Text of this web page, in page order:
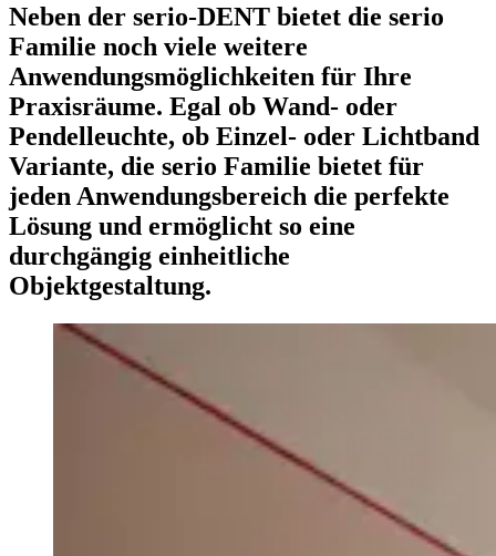
Neben der serio-DENT bietet die serio
Familie noch viele weitere
Anwendungsmöglichkeiten für Ihre
Praxisräume. Egal ob Wand- oder
Pendelleuchte, ob Einzel- oder Lichtband
Variante, die serio Familie bietet für
jeden Anwendungsbereich die perfekte
Lösung und ermöglicht so eine
durchgängig einheitliche
Objektgestaltung.